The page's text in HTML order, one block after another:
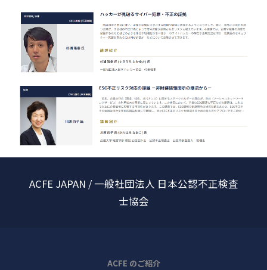
ACFE JAPAN / 一般社団法人 日本公認不正検査
士協会
ACFE のご紹介